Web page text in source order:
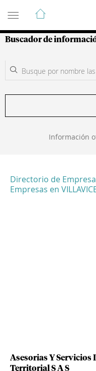
Guía de
Buscador de
Información
Directorio de
Empresas en
Asesorias Y Servicios
Territorial S A S